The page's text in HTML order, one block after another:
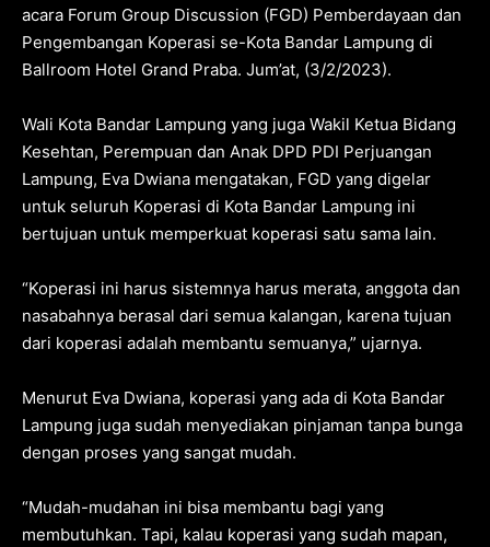
acara Forum Group Discussion (FGD) Pemberdayaan dan
Pengembangan Koperasi se-Kota Bandar Lampung di
Ballroom Hotel Grand Praba. Jum’at, (3/2/2023).
Wali Kota Bandar Lampung yang juga Wakil Ketua Bidang
Kesehtan, Perempuan dan Anak DPD PDI Perjuangan
Lampung, Eva Dwiana mengatakan, FGD yang digelar
untuk seluruh Koperasi di Kota Bandar Lampung ini
bertujuan untuk memperkuat koperasi satu sama lain.
“Koperasi ini harus sistemnya harus merata, anggota dan
nasabahnya berasal dari semua kalangan, karena tujuan
dari koperasi adalah membantu semuanya,” ujarnya.
Menurut Eva Dwiana, koperasi yang ada di Kota Bandar
Lampung juga sudah menyediakan pinjaman tanpa bunga
dengan proses yang sangat mudah.
“Mudah-mudahan ini bisa membantu bagi yang
membutuhkan. Tapi, kalau koperasi yang sudah mapan,